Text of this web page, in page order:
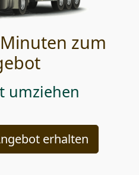
zum
umziehen
erhalten